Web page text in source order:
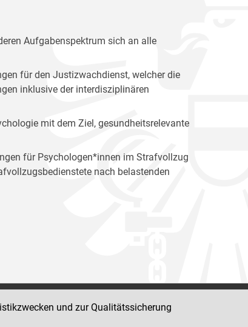
Aufgabenspektrum sich an alle
für den Justizwachdienst, welcher die
inklusive der interdisziplinären
mit dem Ziel, gesundheitsrelevante
für Psychologen*innen im Strafvollzug
nach belastenden
und zur Qualitätssicherung